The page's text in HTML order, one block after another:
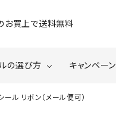
お買上で送料無料
の選び方 キャンペーン
ール リボン（メール便可）